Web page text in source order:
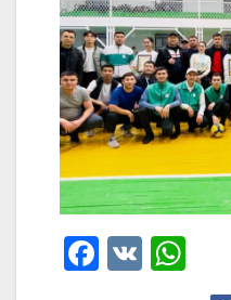
F
V